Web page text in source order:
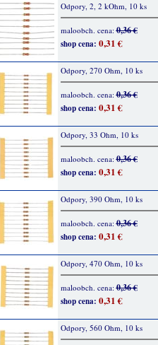
Odpory, 2, 2 kOhm, 10 ks
maloobch. cena:0,36 €
shop cena: 0,31 €
Odpory, 270 Ohm, 10 ks
maloobch. cena:0,36 €
shop cena: 0,31 €
Odpory, 33 Ohm, 10 ks
maloobch. cena:0,36 €
shop cena: 0,31 €
Odpory, 390 Ohm, 10 ks
maloobch. cena:0,36 €
shop cena: 0,31 €
Odpory, 470 Ohm, 10 ks
maloobch. cena:0,36 €
shop cena: 0,31 €
Odpory, 560 Ohm, 10 ks